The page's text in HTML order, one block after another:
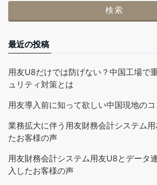
最近の投稿
用友U8だけでは防げない？中国工場で
ュリティ対策とは
用友導入前に知って欲しい中国現地の
業務拡大に伴う用友財務会計システム
たお客様の声
用友財務会計システム用友U8とデータ
入したお客様の声